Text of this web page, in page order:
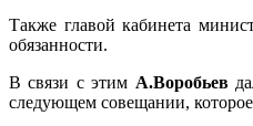
Также главой кабинета
обязанности.
В связи с этим А.Воробьев
следующем совещании, которое